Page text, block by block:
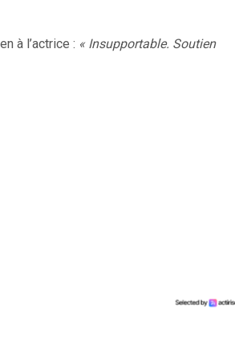
à l’actrice : « Insupportable. Soutien